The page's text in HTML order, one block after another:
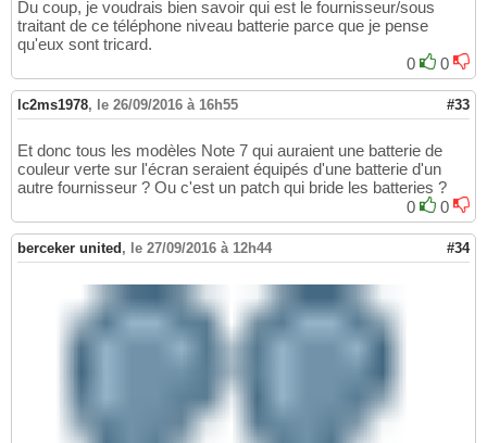
Du coup, je voudrais bien savoir qui est le fournisseur/sous
traitant de ce téléphone niveau batterie parce que je pense
qu'eux sont tricard.
0
0
lc2ms1978, le 26/09/2016 à 16h55 #33
Et donc tous les modèles Note 7 qui auraient une batterie de
couleur verte sur l'écran seraient équipés d'une batterie d'un
autre fournisseur ? Ou c'est un patch qui bride les batteries ?
0
0
berceker united, le 27/09/2016 à 12h44 #34